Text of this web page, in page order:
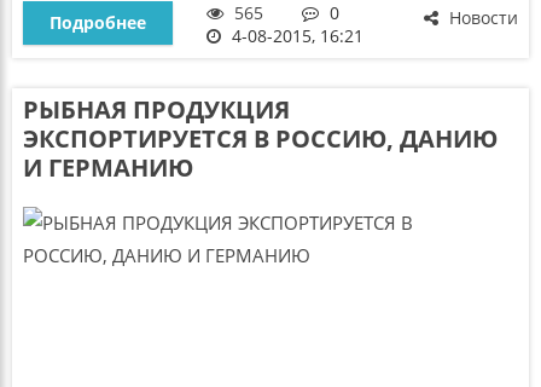
Новости
Подробнее 565
0
4-08-2015, 16:21
РЫБНАЯ ПРОДУКЦИЯ
ЭКСПОРТИРУЕТСЯ В РОССИЮ, ДАНИЮ
И ГЕРМАНИЮ